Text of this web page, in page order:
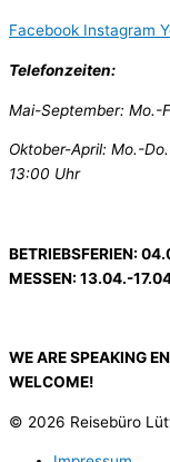
Facebook Instagram
Telefonzeiten:
Mai-September: Mo.-
Oktober-April: Mo.-
13:00 Uhr
BETRIEBSFERIEN:
MESSEN: 13.04.-
WE ARE SPEAKING
WELCOME!
© 2026 Reisebüro